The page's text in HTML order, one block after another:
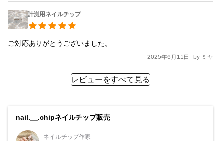
計測用ネイルチップ
ご対応ありがとうございました。
2025年6月11日 by ミヤ
レビューをすべて見る
nail.__.chipネイルチップ販売
ネイルチップ作家